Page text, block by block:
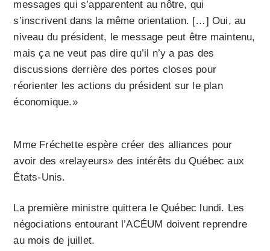
messages qui s’apparentent au nôtre, qui
s’inscrivent dans la même orientation. […] Oui, au
niveau du président, le message peut être maintenu,
mais ça ne veut pas dire qu’il n’y a pas des
discussions derrière des portes closes pour
réorienter les actions du président sur le plan
économique.»
Mme Fréchette espère créer des alliances pour
avoir des «relayeurs» des intérêts du Québec aux
États-Unis.
La première ministre quittera le Québec lundi. Les
négociations entourant l’ACÉUM doivent reprendre
au mois de juillet.